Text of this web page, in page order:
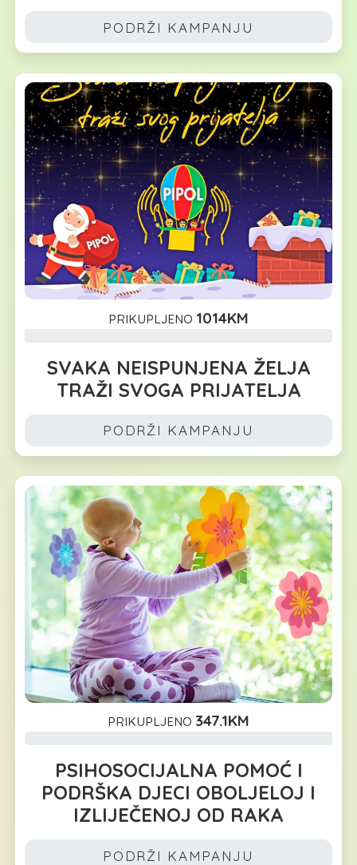
PODRŽI KAMPANJU
PRIKUPLJENO 1014KM
SVAKA NEISPUNJENA ŽELJA
TRAŽI SVOGA PRIJATELJA
PODRŽI KAMPANJU
PRIKUPLJENO 347.1KM
PSIHOSOCIJALNA POMOĆ I
PODRŠKA DJECI OBOLJELOJ I
IZLIJEČENOJ OD RAKA
PODRŽI KAMPANJU